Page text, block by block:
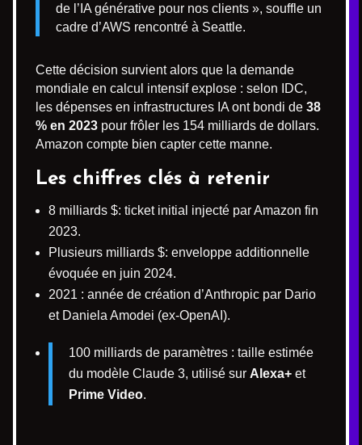
de l’IA générative pour nos clients », souffle un
cadre d’AWS rencontré à Seattle.
Cette décision survient alors que la demande
mondiale en calcul intensif explose : selon IDC,
les dépenses en infrastructures IA ont bondi de 38
% en 2023 pour frôler les 154 milliards de dollars.
Amazon compte bien capter cette manne.
Les chiffres clés à retenir
8 milliards $: ticket initial injecté par Amazon fin
2023.
Plusieurs milliards $: enveloppe additionnelle
évoquée en juin 2024.
2021 : année de création d’Anthropic par Dario
et Daniela Amodei (ex-OpenAI).
100 milliards de paramètres : taille estimée
du modèle Claude 3, utilisé sur Alexa+ et
Prime Video.